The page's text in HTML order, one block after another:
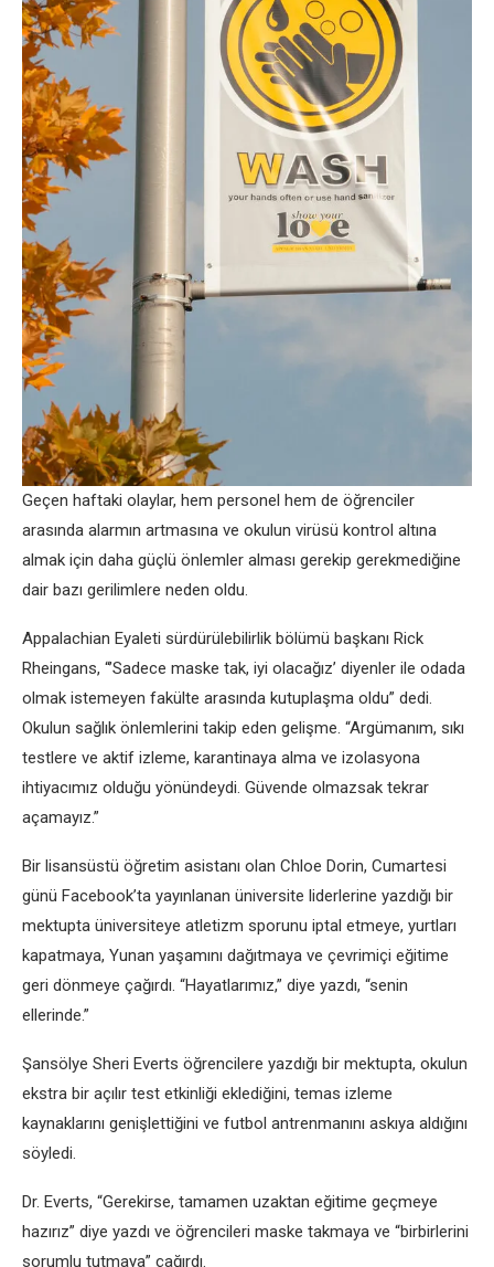
Geçen haftaki olaylar, hem personel hem de öğrenciler
arasında alarmın artmasına ve okulun virüsü kontrol altına
almak için daha güçlü önlemler alması gerekip gerekmediğine
dair bazı gerilimlere neden oldu.
Appalachian Eyaleti sürdürülebilirlik bölümü başkanı Rick
Rheingans, “’Sadece maske tak, iyi olacağız’ diyenler ile odada
olmak istemeyen fakülte arasında kutuplaşma oldu” dedi.
Okulun sağlık önlemlerini takip eden gelişme. “Argümanım, sıkı
testlere ve aktif izleme, karantinaya alma ve izolasyona
ihtiyacımız olduğu yönündeydi. Güvende olmazsak tekrar
açamayız.”
Bir lisansüstü öğretim asistanı olan Chloe Dorin, Cumartesi
günü Facebook’ta yayınlanan üniversite liderlerine yazdığı bir
mektupta üniversiteye atletizm sporunu iptal etmeye, yurtları
kapatmaya, Yunan yaşamını dağıtmaya ve çevrimiçi eğitime
geri dönmeye çağırdı. “Hayatlarımız,” diye yazdı, “senin
ellerinde.”
Şansölye Sheri Everts öğrencilere yazdığı bir mektupta, okulun
ekstra bir açılır test etkinliği eklediğini, temas izleme
kaynaklarını genişlettiğini ve futbol antrenmanını askıya aldığını
söyledi.
Dr. Everts, “Gerekirse, tamamen uzaktan eğitime geçmeye
hazırız” diye yazdı ve öğrencileri maske takmaya ve “birbirlerini
sorumlu tutmaya” çağırdı.